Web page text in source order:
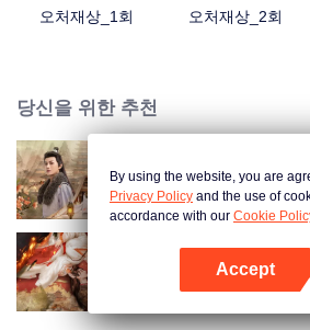
오처재상_1회 오처재상_2회
당신을 위한 추천
영봉귀 (Thai ver.)
옥노교
By using the website, you are
Privacy Policy and the use of
accordance with our Cookie
Accept